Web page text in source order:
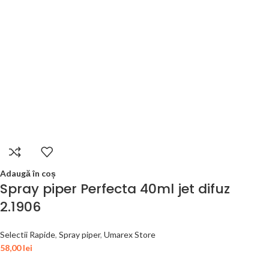
Adaugă în coș
Spray piper Perfecta 40ml jet difuz
2.1906
Selectii Rapide, Spray piper, Umarex Store
58,00lei